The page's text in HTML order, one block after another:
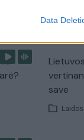
Data
save
Laidos